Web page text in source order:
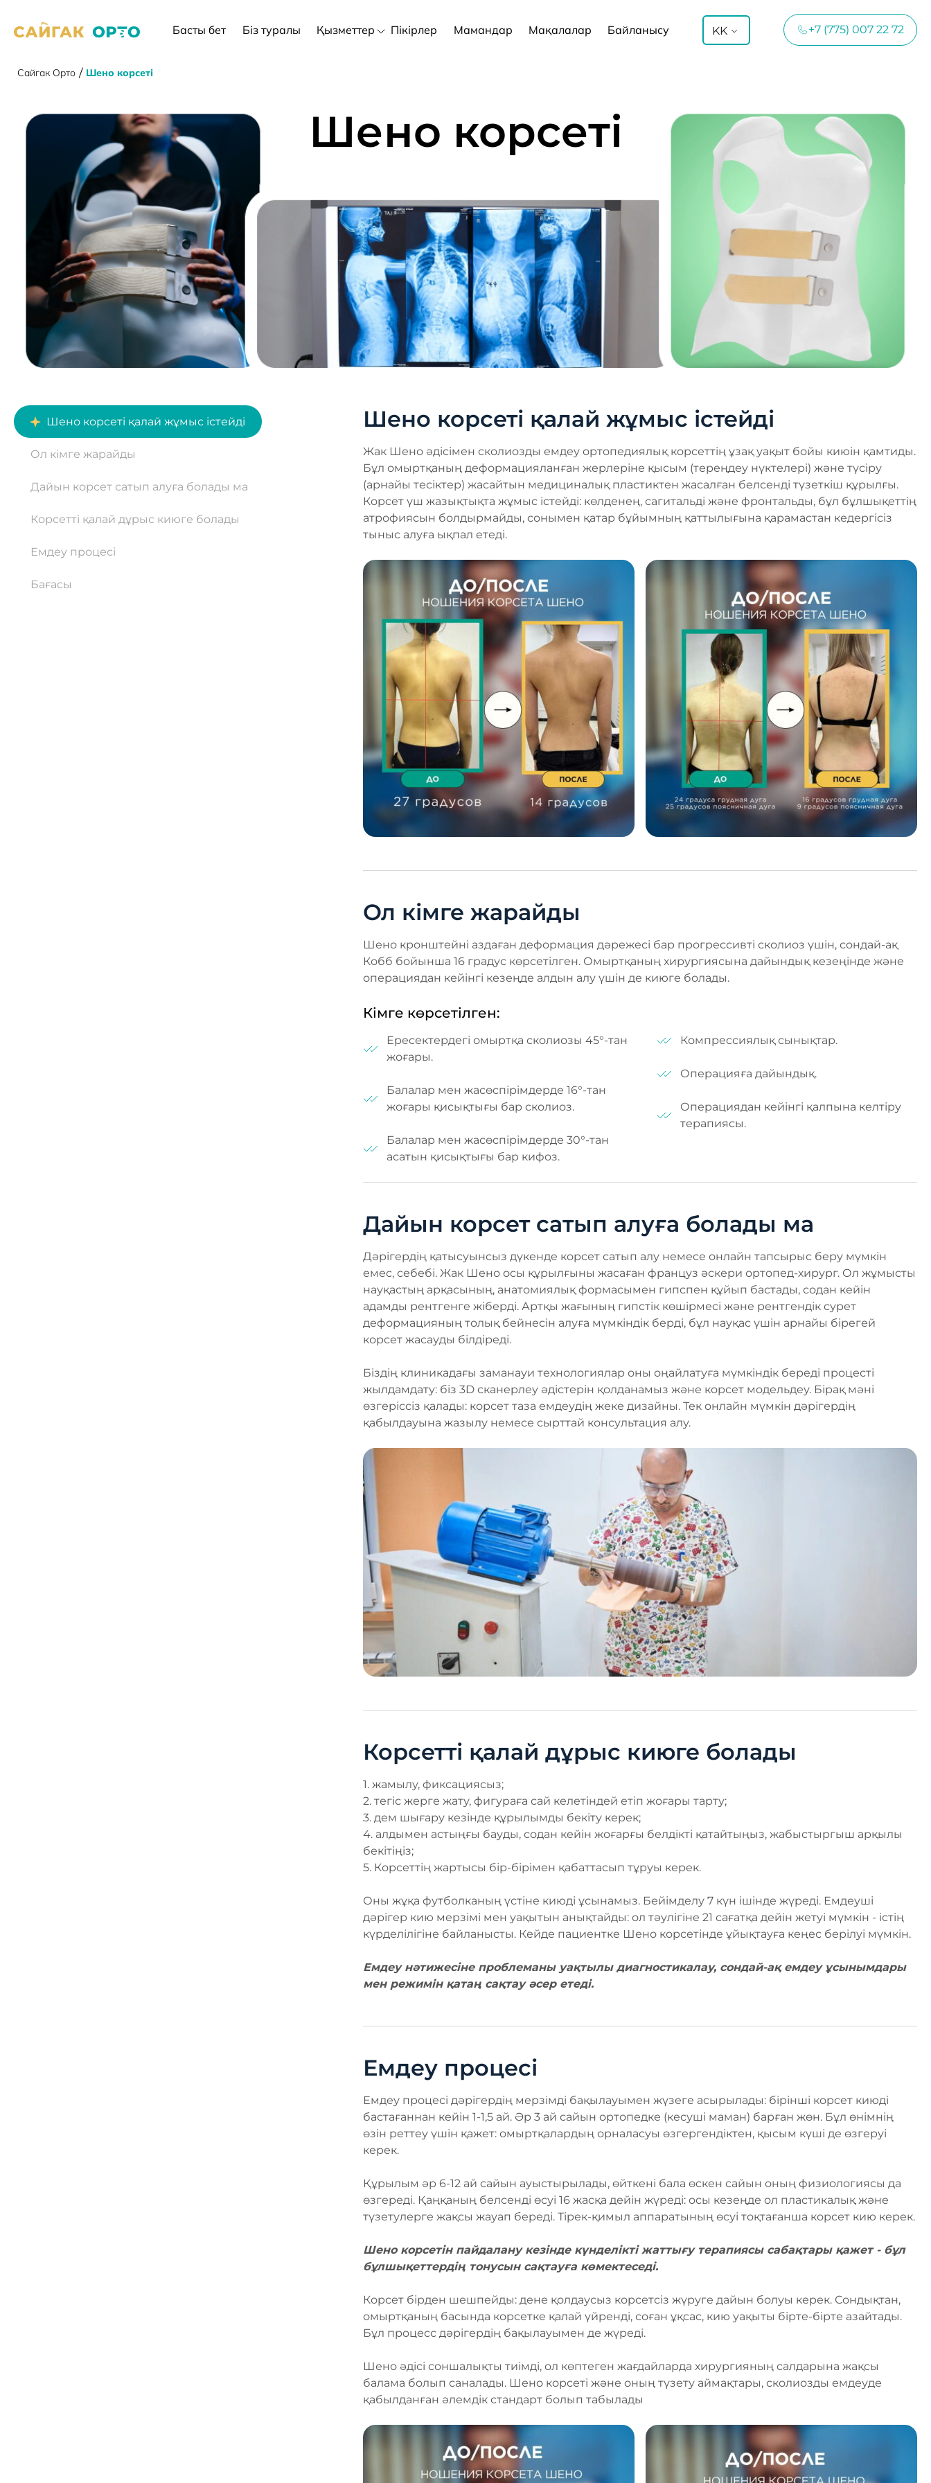
Басты бет Біз туралы Қызметтер Пікірлер Мамандар Мақалалар Байланысу KK +7 (775) 007 22 72
Сайгак Орто / Шено корсеті
Шено корсеті
Шено корсеті қалай жұмыс істейді
Ол кімге жарайды
Дайын корсет сатып алуға болады ма
Корсетті қалай дұрыс киюге болады
Емдеу процесі
Бағасы
Шено корсеті қалай жұмыс істейді
Жак Шено әдісімен сколиозды емдеу ортопедиялық корсеттің ұзақ уақыт бойы киюін қамтиды.
Бұл омыртқаның деформацияланған жерлеріне қысым (тереңдеу нүктелері) және түсіру
(арнайы тесіктер) жасайтын медициналық пластиктен жасалған белсенді түзеткіш құрылғы.
Корсет үш жазықтықта жұмыс істейді: көлденең, сагитальді және фронтальды, бұл бұлшықеттің
атрофиясын болдырмайды, сонымен қатар бұйымның қаттылығына қарамастан кедергісіз
тыныс алуға ықпал етеді.
Ол кімге жарайды
Шено кронштейні аздаған деформация дәрежесі бар прогрессивті сколиоз үшін, сондай-ақ
Кобб бойынша 16 градус көрсетілген. Омыртқаның хирургиясына дайындық кезеңінде және
операциядан кейінгі кезеңде алдын алу үшін де киюге болады.
Кімге көрсетілген:
Ересектердегі омыртқа сколиозы 45°-тан
жоғары.
Балалар мен жасөспірімдерде 16°-тан
жоғары қисықтығы бар сколиоз.
Балалар мен жасөспірімдерде 30°-тан
асатын қисықтығы бар кифоз.
Компрессиялық сынықтар.
Операцияға дайындық.
Операциядан кейінгі қалпына келтіру
терапиясы.
Дайын корсет сатып алуға болады ма
Дәрігердің қатысуынсыз дүкенде корсет сатып алу немесе онлайн тапсырыс беру мүмкін
емес, себебі. Жак Шено осы құрылғыны жасаған француз әскери ортопед-хирург. Ол жұмысты
науқастың арқасының, анатомиялық формасымен гипспен құйып бастады, содан кейін
адамды рентгенге жіберді. Артқы жағының гипстік көшірмесі және рентгендік сурет
деформацияның толық бейнесін алуға мүмкіндік берді, бұл науқас үшін арнайы бірегей
корсет жасауды білдіреді.
Біздің клиникадағы заманауи технологиялар оны оңайлатуға мүмкіндік береді процесті
жылдамдату: біз 3D сканерлеу әдістерін қолданамыз және корсет модельдеу. Бірақ мәні
өзгеріссіз қалады: корсет таза емдеудің жеке дизайны. Тек онлайн мүмкін дәрігердің
қабылдауына жазылу немесе сырттай консультация алу.
Корсетті қалай дұрыс киюге болады
1.⁠ ⁠жамылу, фиксациясыз;
2.⁠ ⁠тегіс жерге жату, фигураға сай келетіндей етіп жоғары тарту;
3.⁠ ⁠дем шығару кезінде құрылымды бекіту керек;
4.⁠ ⁠алдымен астыңғы бауды, содан кейін жоғарғы белдікті қатайтыңыз, жабыстыргыш арқылы
бекітіңіз;
5.⁠ ⁠Корсеттің жартысы бір-бірімен қабаттасып тұруы керек.
Оны жұқа футболканың үстіне киюді ұсынамыз. Бейімделу 7 күн ішінде жүреді. Емдеуші
дәрігер кию мерзімі мен уақытын анықтайды: ол тәулігіне 21 сағатқа дейін жетуі мүмкін - істің
күрделілігіне байланысты. Кейде пациентке Шено корсетінде ұйықтауға кеңес берілуі мүмкін.
Емдеу нәтижесіне проблеманы уақтылы диагностикалау, сондай-ақ емдеу ұсынымдары
мен режимін қатаң сақтау әсер етеді.
Емдеу процесі
Емдеу процесі дәрігердің мерзімді бақылауымен жүзеге асырылады: бірінші корсет киюді
бастағаннан кейін 1-1,5 ай. Әр 3 ай сайын ортопедке (кесуші маман) барған жөн. Бұл өнімнің
өзін реттеу үшін қажет: омыртқалардың орналасуы өзгергендіктен, қысым күші де өзгеруі
керек.
Құрылым әр 6-12 ай сайын ауыстырылады, өйткені бала өскен сайын оның физиологиясы да
өзгереді. Қаңқаның белсенді өсуі 16 жасқа дейін жүреді: осы кезеңде ол пластикалық және
түзетулерге жақсы жауап береді. Тірек-қимыл аппаратының өсуі тоқтағанша корсет кию керек.
Шено корсетін пайдалану кезінде күнделікті жаттығу терапиясы сабақтары қажет - бұл
бұлшықеттердің тонусын сақтауға көмектеседі.
Корсет бірден шешпейды: дене қолдаусыз корсетсіз жүруге дайын болуы керек. Сондықтан,
омыртқаның басында корсетке қалай үйренді, соған ұқсас, кию уақыты бірте-бірте азайтады.
Бұл процесс дәрігердің бақылауымен де жүреді.
Шено әдісі соншалықты тиімді, ол көптеген жағдайларда хирургияның салдарына жақсы
балама болып саналады. Шено корсеті және оның түзету аймақтары, сколиозды емдеуде
қабылданған әлемдік стандарт болып табылады